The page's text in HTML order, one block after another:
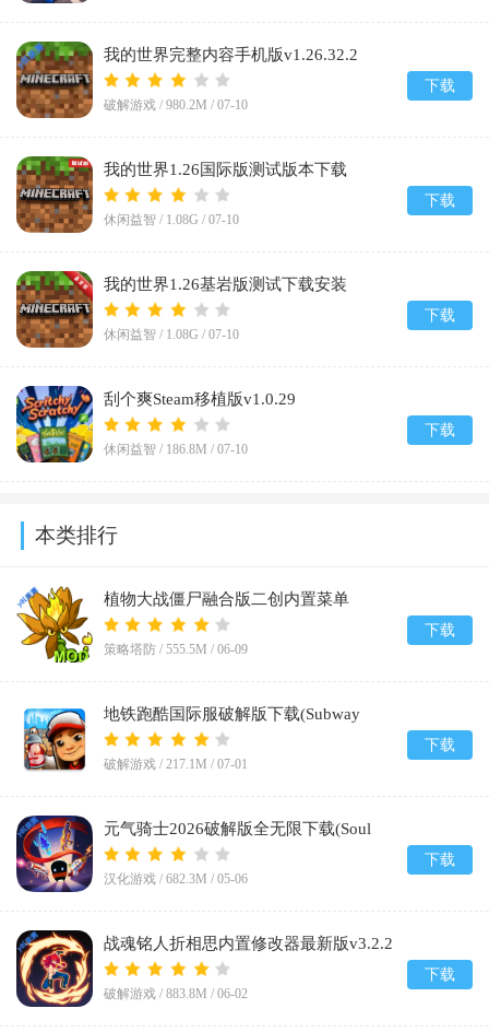
我的世界完整内容手机版v1.26.32.2
破解游戏 / 980.2M / 07-10
下载
我的世界1.26国际版测试版本下载
(Minecraft)v1.26.40.30
休闲益智 / 1.08G / 07-10
下载
我的世界1.26基岩版测试下载安装
(Minecraft)v1.26.40.30
休闲益智 / 1.08G / 07-10
下载
刮个爽Steam移植版v1.0.29
休闲益智 / 186.8M / 07-10
下载
本类排行
植物大战僵尸融合版二创内置菜单
(PlantsVsZombiesRH-Mod)v3.7
策略塔防 / 555.5M / 06-09
下载
地铁跑酷国际服破解版下载(Subway
Surf)v3.65.1
破解游戏 / 217.1M / 07-01
下载
元气骑士2026破解版全无限下载(Soul
Knight)v8.2.0
汉化游戏 / 682.3M / 05-06
下载
战魂铭人折相思内置修改器最新版v3.2.2
破解游戏 / 883.8M / 06-02
下载